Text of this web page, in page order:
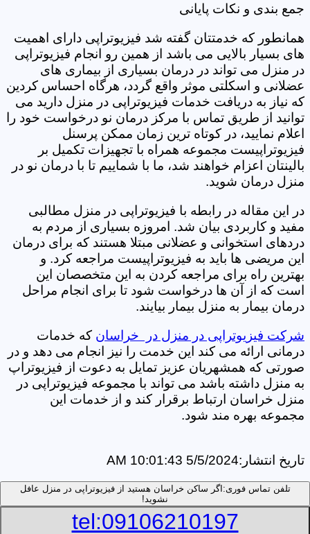
جمع بندی و نکات پایانی
همانطور که خدمتتان گفته شد فیزیوتراپی دارای اهمیت
های بسیار بالایی می باشد از همین رو انجام فیزیوتراپی
در منزل می تواند در درمان بسیاری از بیماری های
عضلانی و اسکلتی موثر واقع گردد، هرگاه احساس کردین
که نیاز به دریافت خدمات فیزیوتراپی در منزل دارید می
توانید از طریق تماس با مرکز درمان نو درخواست خود را
اعلام نمایید، در کوتاه ترین زمان ممکن پرسنل
فیزیوتراپیست مجموعه همراه با تجهیزات تکمیل بر
بالینتان اعزام خواهند شد، ما با شماییم تا با درمان نو در
منزل درمان شوید.
در این مقاله در رابطه با فیزیوتراپی در منزل مطالبی
مفید و کاربردی بیان شد. امروزه بسیاری از مردم به
دردهای استخوانی و عضلانی مبتلا هستند که برای درمان
این مریضی ها باید به فیزیوتراپیست مراجعه کرد. و
بهترین راه برای مراجعه کردن به این متخصصان این
است که از آن ها درخواست شود تا برای انجام مراحل
درمان بیمار به منزل بیمار بیایند.
شرکت فیزیوتراپی در منزل در خراسان که خدمات
درمانی ارائه می کند این خدمت را نیز انجام می دهد و در
صورتی که همشهریان عزیز تمایل به دعوت از فیزیوتراپ
به منزل داشته باشد می تواند با مجموعه فیزیوتراپی در
منزل خراسان ارتباط برقرار کند و از خدمات این
مجموعه بهره مند شود.
تاریخ انتشار:5/5/2024 10:01:43 AM
تلفن تماس فوری: اگر ساکن خراسان هستید از فیزیوتراپی در منزل عافل
نشوید!
tel:09106210197